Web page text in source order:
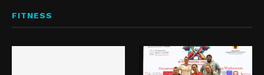
FITNESS